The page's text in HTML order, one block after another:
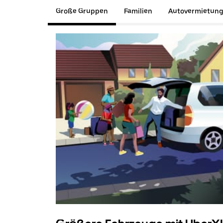
Große Gruppen Familien